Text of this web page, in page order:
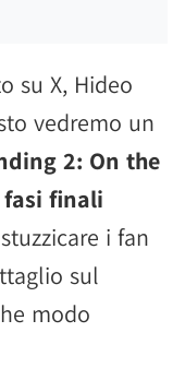
su X, Hideo
vedremo un
2: On the
finali
i fan
sul
modo